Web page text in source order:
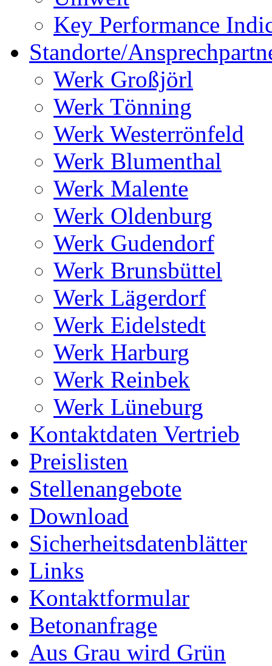
Key Performance
Standorte/
Werk Großjörl
Werk Tönning
Werk Westerrönfeld
Werk Blumenthal
Werk Malente
Werk Oldenburg
Werk Gudendorf
Werk Brunsbüttel
Werk Lägerdorf
Werk Eidelstedt
Werk Harburg
Werk Reinbek
Werk Lüneburg
Kontaktdaten Vertrieb
Preislisten
Stellenangebote
Download
Sicherheitsdatenblätter
Links
Kontaktformular
Betonanfrage
Aus Grau wird Grün